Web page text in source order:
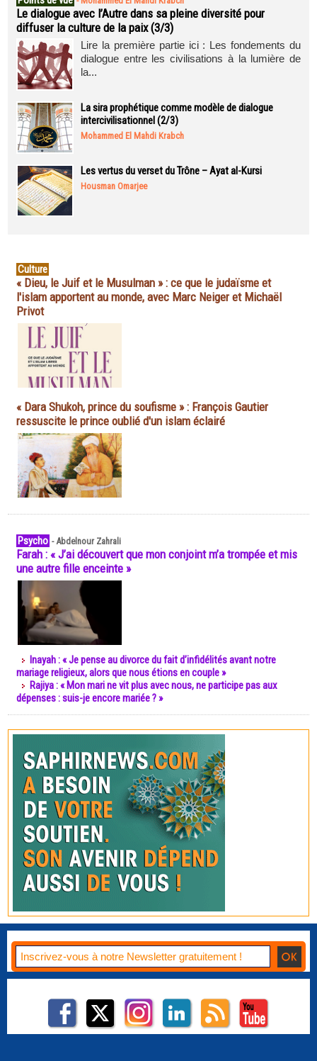
Le dialogue avec l’Autre dans sa pleine diversité pour
diffuser la culture de la paix (3/3)
Lire la première partie ici : Les fondements du
dialogue entre les civilisations à la lumière de
la...
La sira prophétique comme modèle de dialogue
intercivilisationnel (2/3)
Mohammed El Mahdi Krabch
Les vertus du verset du Trône – Ayat al-Kursi
Housman Omarjee
Culture
« Dieu, le Juif et le Musulman » : ce que le judaïsme et
l'islam apportent au monde, avec Marc Neiger et Michaël
Privot
« Dara Shukoh, prince du soufisme » : François Gautier
ressuscite le prince oublié d'un islam éclairé
Psycho -Abdelnour Zahrali
Farah : « J’ai découvert que mon conjoint m’a trompée et mis
une autre fille enceinte »
Inayah : « Je pense au divorce du fait d’infidélités avant notre
mariage religieux, alors que nous étions en couple »
Rajiya : « Mon mari ne vit plus avec nous, ne participe pas aux
dépenses : suis-je encore mariée ? »